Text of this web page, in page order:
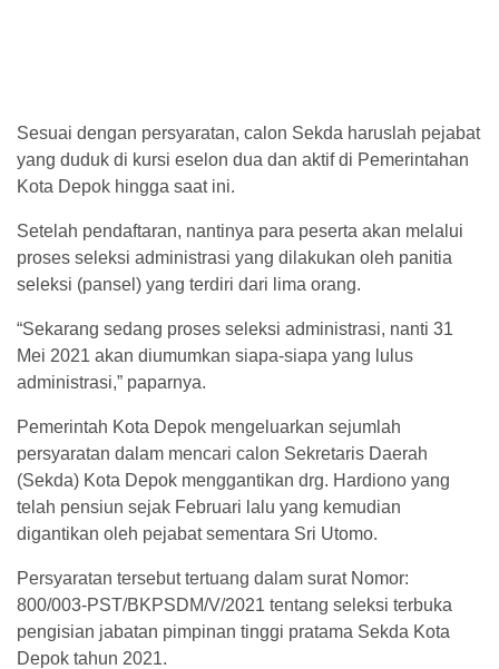
Sesuai dengan persyaratan, calon Sekda haruslah pejabat
yang duduk di kursi eselon dua dan aktif di Pemerintahan
Kota Depok hingga saat ini.
Setelah pendaftaran, nantinya para peserta akan melalui
proses seleksi administrasi yang dilakukan oleh panitia
seleksi (pansel) yang terdiri dari lima orang.
“Sekarang sedang proses seleksi administrasi, nanti 31
Mei 2021 akan diumumkan siapa-siapa yang lulus
administrasi,” paparnya.
Pemerintah Kota Depok mengeluarkan sejumlah
persyaratan dalam mencari calon Sekretaris Daerah
(Sekda) Kota Depok menggantikan drg. Hardiono yang
telah pensiun sejak Februari lalu yang kemudian
digantikan oleh pejabat sementara Sri Utomo.
Persyaratan tersebut tertuang dalam surat Nomor:
800/003-PST/BKPSDM/V/2021 tentang seleksi terbuka
pengisian jabatan pimpinan tinggi pratama Sekda Kota
Depok tahun 2021.